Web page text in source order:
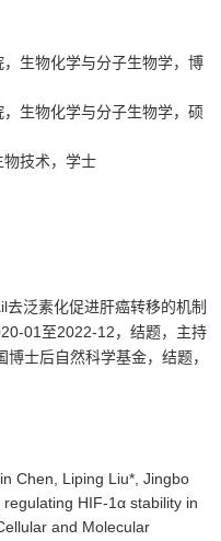
生物化学与分子生物学，博
生物化学与分子生物学，硕
技术，学士
去泛素化促进肝癌转移的机制
01 至2022-12 ，结题，主持
士后自然科学基金，结题，
Chen, Liping Liu*, Jingbo
HIF‐1α stability in
and Molecular